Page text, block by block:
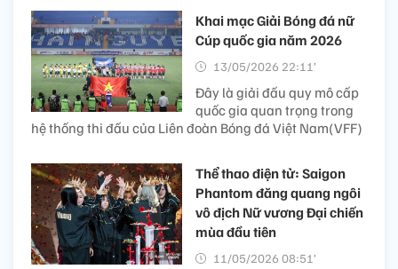
Khai mạc Giải Bóng đá nữ
Cúp quốc gia năm 2026
13/05/2026 22:11’
Đây là giải đấu quy mô cấp
quốc gia quan trọng trong
hệ thống thi đấu của Liên đoàn Bóng đá Việt Nam(VFF)
Thể thao điện tử: Saigon
Phantom đăng quang ngôi
vô địch Nữ vương Đại chiến
mùa đầu tiên
11/05/2026 08:51’